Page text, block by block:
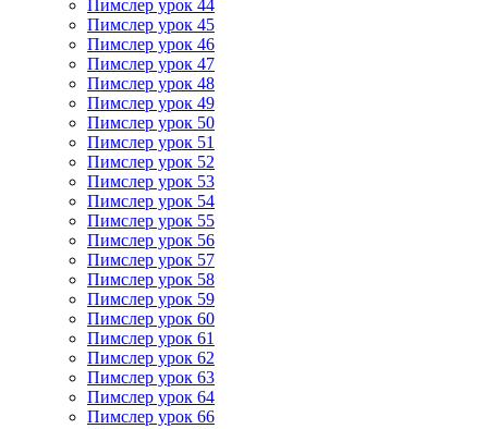
Пимслер урок 44
Пимслер урок 45
Пимслер урок 46
Пимслер урок 47
Пимслер урок 48
Пимслер урок 49
Пимслер урок 50
Пимслер урок 51
Пимслер урок 52
Пимслер урок 53
Пимслер урок 54
Пимслер урок 55
Пимслер урок 56
Пимслер урок 57
Пимслер урок 58
Пимслер урок 59
Пимслер урок 60
Пимслер урок 61
Пимслер урок 62
Пимслер урок 63
Пимслер урок 64
Пимслер урок 66